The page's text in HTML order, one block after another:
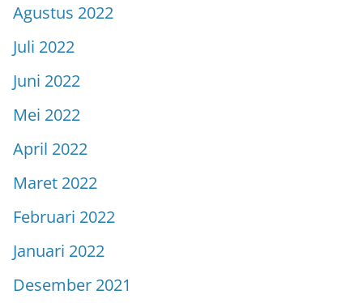
Agustus 2022
Juli 2022
Juni 2022
Mei 2022
April 2022
Maret 2022
Februari 2022
Januari 2022
Desember 2021